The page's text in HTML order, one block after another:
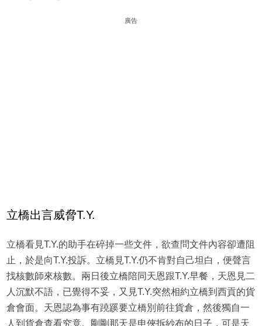
廣告
立橋出言威脅T.Y.
立橋看見T.Y.的助手在碎掉一些文件，欲查問文件內容卻遭阻
止，於是向T.Y.投訴。立橋見T.Y.仍不肯對自己坦白，便聲言
找核數師來核數。兩日後立橋陪同天恩跟T.Y.早餐，天恩見二
人沉默不語，已覺得不妥，又見T.Y.突然相約立橋到西貢的貨
倉會面。天恩認為事有蹺蹊要立橋別前往貨倉，然後獨自一
人到貨倉查看究竟。剛剛那天是申俠拆紗布的日子，可是天